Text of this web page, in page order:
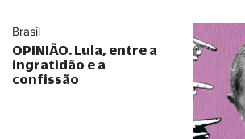
Brasil
OPINIÃO. Lula, entre a
ingratidão e a
confissão